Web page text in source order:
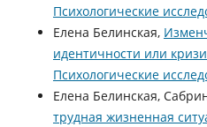
Психологические
Елена Белинская,
идентичности или
Психологические
Елена Белинская,
трудная жизненная